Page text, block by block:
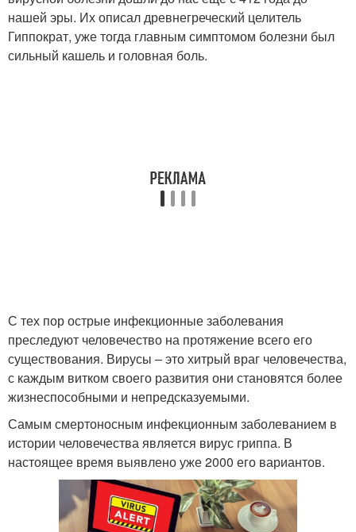
нашей эры. Их описал древнегреческий целитель
Гиппократ, уже тогда главным симптомом болезни был
сильный кашель и головная боль.
С тех пор острые инфекционные заболевания
преследуют человечество на протяжение всего его
существования. Вирусы – это хитрый враг человечества,
с каждым витком своего развития они становятся более
жизнеспособными и непредсказуемыми.
Самым смертоносным инфекционным заболеванием в
истории человечества является вирус гриппа. В
настоящее время выявлено уже 2000 его вариантов.